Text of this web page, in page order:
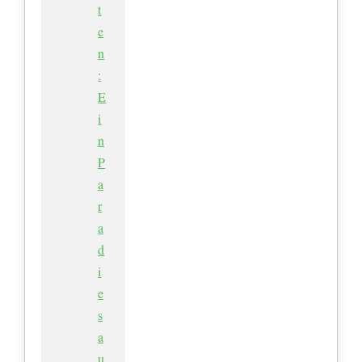
t
e
n
:
E
i
n
P
a
r
a
d
i
e
s
a